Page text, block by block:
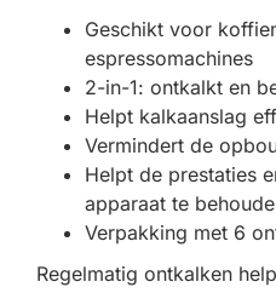
Geschikt voor
espressomachines
2-in-1: ontkalkt en
Helpt kalkaanslag
Vermindert de
Helpt de prestaties
apparaat te
Verpakking met 6
Regelmatig ontkalken